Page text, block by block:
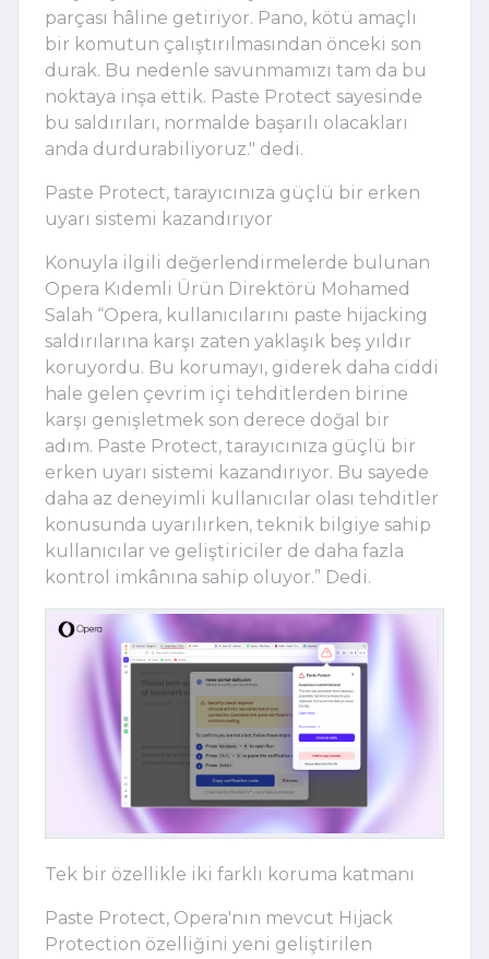
parçası hâline getiriyor. Pano, kötü amaçlı
bir komutun çalıştırılmasından önceki son
durak. Bu nedenle savunmamızı tam da bu
noktaya inşa ettik. Paste Protect sayesinde
bu saldırıları, normalde başarılı olacakları
anda durdurabiliyoruz." dedi.
Paste Protect, tarayıcınıza güçlü bir erken
uyarı sistemi kazandırıyor
Konuyla ilgili değerlendirmelerde bulunan
Opera Kıdemli Ürün Direktörü Mohamed
Salah “Opera, kullanıcılarını paste hijacking
saldırılarına karşı zaten yaklaşık beş yıldır
koruyordu. Bu korumayı, giderek daha ciddi
hale gelen çevrim içi tehditlerden birine
karşı genişletmek son derece doğal bir
adım. Paste Protect, tarayıcınıza güçlü bir
erken uyarı sistemi kazandırıyor. Bu sayede
daha az deneyimli kullanıcılar olası tehditler
konusunda uyarılırken, teknik bilgiye sahip
kullanıcılar ve geliştiriciler de daha fazla
kontrol imkânına sahip oluyor.” Dedi.
Tek bir özellikle iki farklı koruma katmanı
Paste Protect, Opera'nın mevcut Hijack
Protection özelliğini yeni geliştirilen